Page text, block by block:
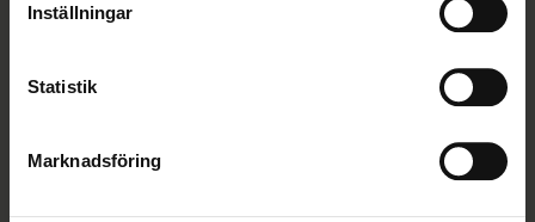
Inställningar
Statistik
Marknadsföring